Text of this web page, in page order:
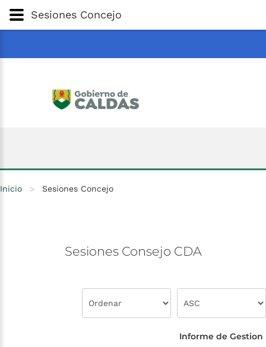
Gobernación
Sesiones Concejo
Inicio > Sesiones Concejo
Sesiones Consejo CDA
Informe de Gestion